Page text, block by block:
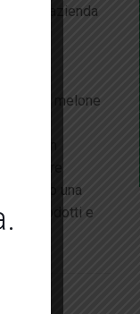
Ltd, azienda
e
di melone
Japan
ulteriore
definito una
prodotti e